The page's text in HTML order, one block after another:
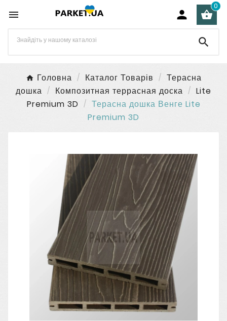
  
0

Головна Каталог Товарів
Терасна
дошка
Композитная террасная доска
Lite
Premium 3D
Терасна дошка Венге Lite
Premium 3D